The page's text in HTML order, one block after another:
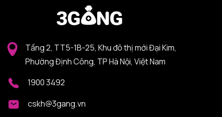
Tầng 2, TT5-1B-25, Khu đô thị mới Đại Kim,
Phường Định Công, TP Hà Nội, Việt Nam
1900 3492
cskh@3gang.vn